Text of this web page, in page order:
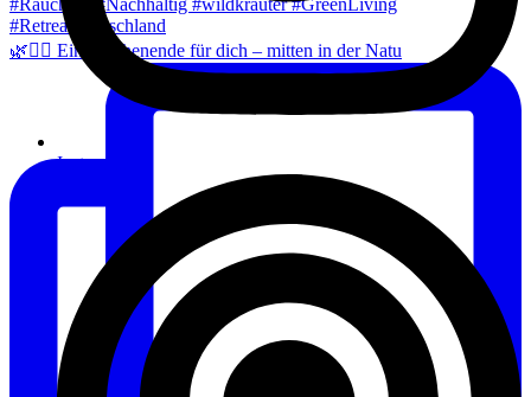
🌿🧘‍♀️ Ein Wochenende für dich – mitten in der Natu
Instagram